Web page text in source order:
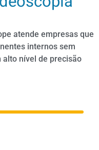
atende empresas que
internos sem
nível de precisão